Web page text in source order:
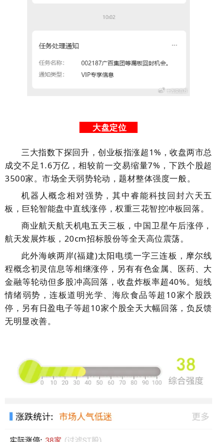
大盘定位
三大指数下探回升，创业板指涨超1%，收盘两市总
成交不足1.6万亿，相较前一交易缩量7%，下跌个股超
3500家。市场全天弱势轮动，题材整体强度一般。
机器人概念相对强势，其中睿能科技回封六天五
板，巨轮智能盘中直线涨停，权重三花智控冲板回落。
商业航天航天机电五天三板，中国卫星午后涨停，
航天发展炸板，20cm招标股份等全天高位震荡。
此外海峡两岸(福建)太阳电缆一字三连板，摩尔线
程概念初灵信息等相继涨停，另有有色金属、医药、大
金融等轮动但多股冲高回落，收盘炸板率超40%。短线
情绪弱势，连板道明光学、海欣食品等超10家个股跌
停，另有日盈电子等超10家个股全天大幅回落，负反馈
无明显改善。